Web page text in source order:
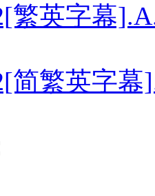
英字幕
繁英字幕